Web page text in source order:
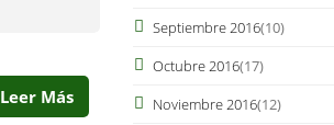
Leer Más
Septiembre 2016(10)
Octubre 2016(17)
Noviembre 2016(12)